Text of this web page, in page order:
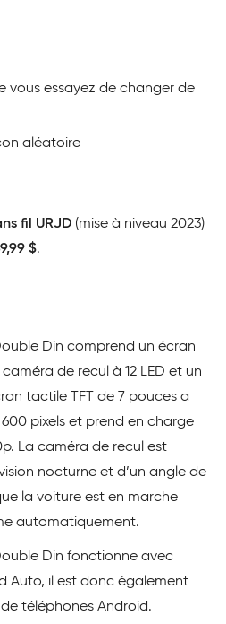
vous essayez de changer de
aléatoire
fil URJD (mise à niveau 2023)
$.
Din comprend un écran
de recul à 12 LED et un
tactile TFT de 7 pouces a
pixels et prend en charge
La caméra de recul est
nocturne et d’un angle de
la voiture est en marche
automatiquement.
Din fonctionne avec
Auto, il est donc également
téléphones Android.